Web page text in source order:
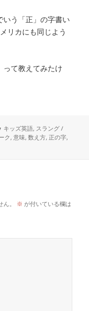
いう「正」の字書い
リカにも同じよう
って教えてみたけ
カ
テ
キッズ英語, スラング /
ク,意味,数え方, 正の字,
。 ※ が付いている欄は